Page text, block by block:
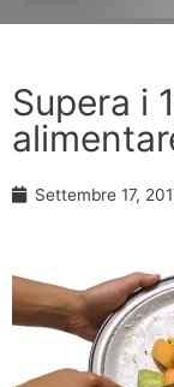
Supera i
Settembre 17,